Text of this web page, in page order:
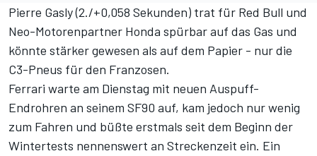
Pierre Gasly (2./+0,058 Sekunden) trat für Red Bull und
Neo-Motorenpartner Honda spürbar auf das Gas und
könnte stärker gewesen als auf dem Papier - nur die
C3-Pneus für den Franzosen.
Ferrari warte am Dienstag mit neuen Auspuff-
Endrohren an seinem SF90 auf, kam jedoch nur wenig
zum Fahren und büßte erstmals seit dem Beginn der
Wintertests nennenswert an Streckenzeit ein. Ein